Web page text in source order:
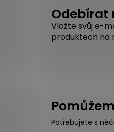
Odebírat
Vložte svůj e-
produktech na
Potřebujete s